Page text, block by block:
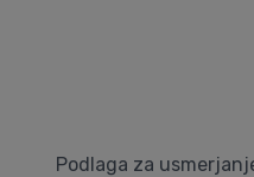
Podlaga za